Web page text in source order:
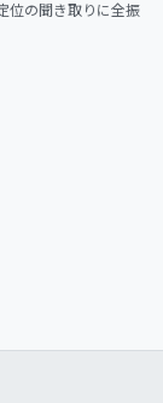
位の聞き取りに全振